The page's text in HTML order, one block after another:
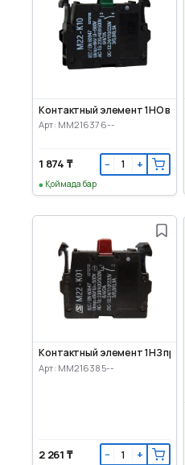
Контактный элемент 1НО
Арт: MM216376--
1 874 ₸ − +
Қоймада бар
Контактный элемент 1НЗ
Арт: MM216385--
2 261 ₸ − +